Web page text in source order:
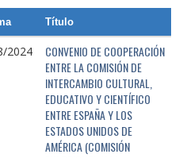
Título
2024
CONVENIO DE COOPERACIÓN
ENTRE LA COMISIÓN DE
INTERCAMBIO CULTURAL,
EDUCATIVO Y CIENTÍFICO
ENTRE ESPAÑA Y LOS
ESTADOS UNIDOS DE
AMÉRICA (COMISIÓN